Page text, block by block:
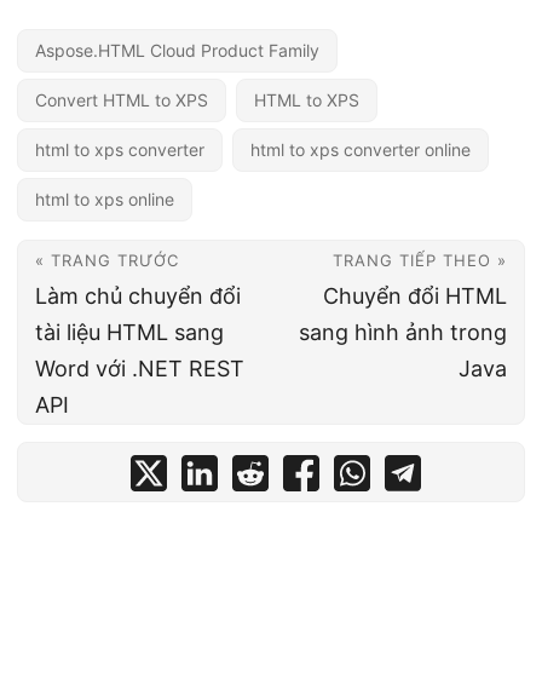
Aspose.HTML Cloud Product Family
Convert HTML to XPS HTML to XPS
html to xps converter html to xps converter online
html to xps online
« TRANG TRƯỚC
Làm chủ chuyển đổi
tài liệu HTML sang
Word với .NET REST
API
TRANG TIẾP THEO »
Chuyển đổi HTML
sang hình ảnh trong
Java